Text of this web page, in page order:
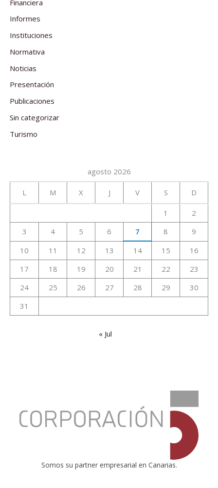
Financiera
Informes
Instituciones
Normativa
Noticias
Presentación
Publicaciones
Sin categorizar
Turismo
agosto 2026
L M X J V S D
1
2
3
4 5 6 7 8
9
10
11 12 13 14 15
16
17
18 19 20 21 22
23
24
25 26 27 28 29
30
31
« Jul
Somos su partner empresarial en Canarias.
y
pobreza